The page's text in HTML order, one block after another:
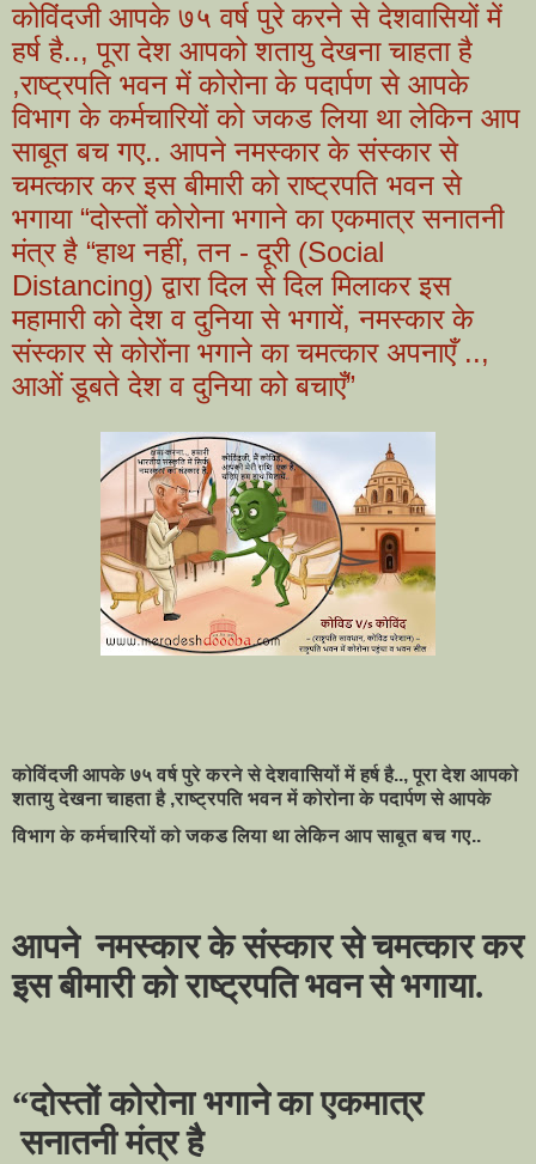
कोविंदजी आपके ७५ वर्ष पुरे करने से देशवासियों में
हर्ष है.., पूरा देश आपको शतायु देखना चाहता है
,राष्ट्रपति भवन में कोरोना के पदार्पण से आपके
विभाग के कर्मचारियों को जकड लिया था लेकिन आप
साबूत बच गए.. आपने नमस्कार के संस्कार से
चमत्कार कर इस बीमारी को राष्ट्रपति भवन से
भगाया “दोस्तों कोरोना भगाने का एकमात्र सनातनी
मंत्र है “हाथ नहीं, तन - दूरी (Social
Distancing) द्वारा दिल से दिल मिलाकर इस
महामारी को देश व दुनिया से भगायें, नमस्कार के
संस्कार से कोरोंना भगाने का चमत्कार अपनाएँ ..,
आओं डूबते देश व दुनिया को बचाएँ”
कोविंदजी आपके ७५ वर्ष पुरे करने से देशवासियों में हर्ष है.., पूरा देश आपको
शतायु देखना चाहता है ,राष्ट्रपति भवन में कोरोना के पदार्पण से आपके
विभाग के कर्मचारियों को जकड लिया था लेकिन आप साबूत बच गए..
आपने नमस्कार के संस्कार से चमत्कार कर
इस बीमारी को राष्ट्रपति भवन से भगाया.
“दोस्तों कोरोना भगाने का एकमात्र
सनातनी मंत्र है